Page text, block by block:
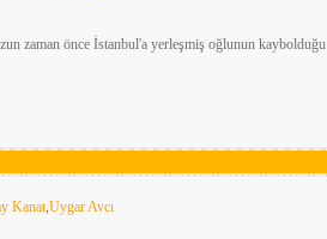
zaman önce İstanbul'a yerleşmiş oğlunun kaybolduğu
Kanat,Uygar Avcı